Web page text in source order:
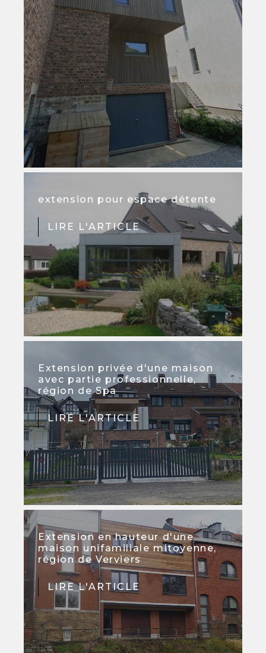
extension pour espace détente
LIRE L'ARTICLE
Extension privée d'une maison
avec partie professionnelle,
région de Spa
LIRE L'ARTICLE
Extension en hauteur d'une
maison unifamiliale mitoyenne,
région de Verviers
LIRE L'ARTICLE